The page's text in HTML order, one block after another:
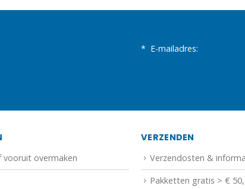
* E-mailadres:
vooruit overmaken
VERZENDEN
Verzendosten &
Pakketten gratis > €